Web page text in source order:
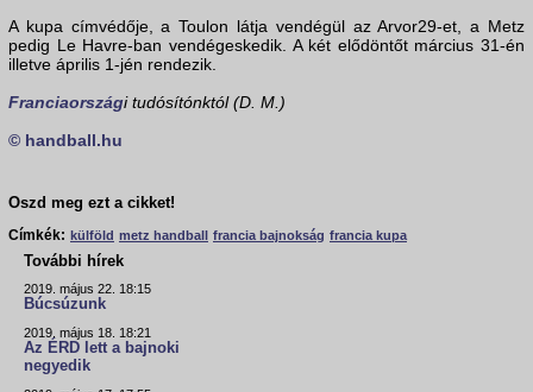
A kupa címvédője, a Toulon látja vendégül az Arvor29-et, a Metz
pedig Le Havre-ban vendégeskedik. A két elődöntőt március 31-én
illetve április 1-jén rendezik.
Franciaországi tudósítónktól (D. M.)
© handball.hu
Oszd meg ezt a cikket!
Címkék: külföld metz handball francia bajnokság francia kupa
További hírek
2019. május 22. 18:15
Búcsúzunk
2019. május 18. 18:21
Az ÉRD lett a bajnoki
negyedik